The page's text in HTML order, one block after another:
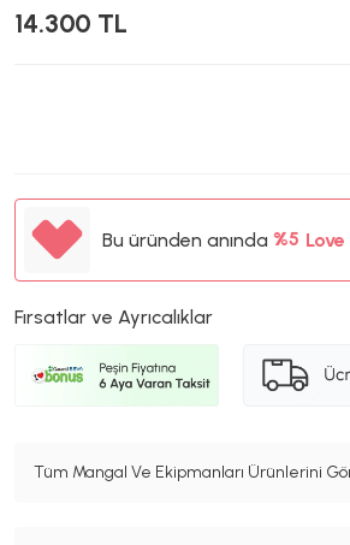
14.300 TL
Bu üründen anında %5
%5
Fırsatlar ve Ayrıcalıklar
Tüm Mangal Ve Ekipmanları Ürünlerini